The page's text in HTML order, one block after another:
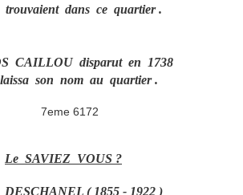
trouvaient dans ce quartier .
CAILLOU disparut en 1738
son nom au quartier .
Le SAVIEZ VOUS ?
( 1855 - 1922 )